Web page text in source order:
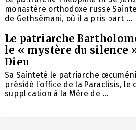
monastère orthodoxe russe
de Gethsémani, où il a pris part ...
Le patriarche
le « mystère du silence
Dieu
Sa Sainteté le patriarche
présidé l’office de la Paraclisis, le
supplication à la Mère de ...